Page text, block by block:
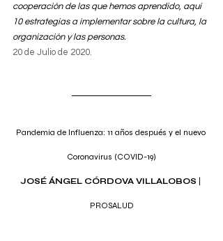
cooperación de las que hemos aprendido, aquí
10 estrategias a implementar sobre la cultura, la
organización y las personas.
20 de Julio de 2020.
Pandemia de Influenza: 11 años después y el nuevo
Coronavirus (COVID-19)
JOSÉ ÁNGEL CÓRDOVA VILLALOBOS
PROSALUD